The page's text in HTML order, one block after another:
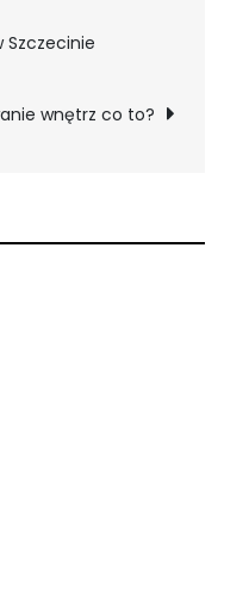
wnętrz co to?